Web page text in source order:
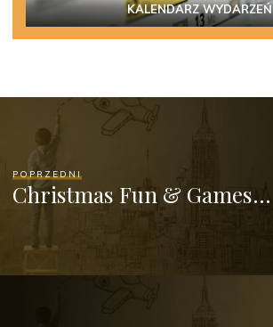
KALENDARZ WYDARZEŃ
POPRZEDNI
Christmas Fun & Games…